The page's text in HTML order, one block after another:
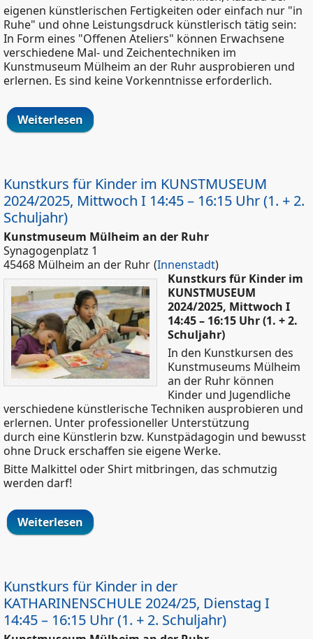
eigenen künstlerischen Fertigkeiten oder einfach nur "in
Ruhe" und ohne Leistungsdruck künstlerisch tätig sein:
In Form eines "Offenen Ateliers" können Erwachsene
verschiedene Mal- und Zeichentechniken im
Kunstmuseum Mülheim an der Ruhr ausprobieren und
erlernen. Es sind keine Vorkenntnisse erforderlich.
Weiterlesen über Kunstkurs für Erwachsene im
Kunstmuseum 2024 (August -
Kunstkurs für Kinder im KUNSTMUSEUM
2024/2025, Mittwoch I 14:45 – 16:15 Uhr (1. + 2.
Schuljahr)
Kunstmuseum Mülheim an der Ruhr
Synagogenplatz 1
45468 Mülheim an der Ruhr (Innenstadt)
Kunstkurs für Kinder im
KUNSTMUSEUM
2024/2025, Mittwoch I
14:45 – 16:15 Uhr (1. + 2.
Schuljahr)
In den Kunstkursen des
Kunstmuseums Mülheim
an der Ruhr können
Kinder und Jugendliche
verschiedene künstlerische Techniken ausprobieren und
erlernen. Unter professioneller Unterstützung
durch eine Künstlerin bzw. Kunstpädagogin und bewusst
ohne Druck erschaffen sie eigene Werke.
Bitte Malkittel oder Shirt mitbringen, das schmutzig
werden darf!
Weiterlesen über Kunstkurs für Kinder im
KUNSTMUSEUM 2024/2025, Mittwoch I
Kunstkurs für Kinder in der
KATHARINENSCHULE 2024/25, Dienstag I
14:45 – 16:15 Uhr (1. + 2. Schuljahr)